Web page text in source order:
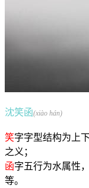
沈笑函(xiào hán)
笑字字型结构为上下
之义；
函字五行为水属性
等。